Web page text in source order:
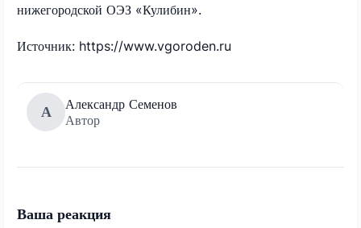
нижегородской ОЭЗ «Кулибин».
Источник: https://www.vgoroden.ru
А
Александр Семенов
Автор
Ваша реакция